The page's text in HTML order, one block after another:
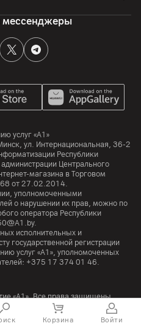
мессенджеры
услуг «А1»
, ул. Интернациональная, 36-2
Республики
Центрального
магазина в Торговом
от 27.02.2014.
уполномоченными
о нарушении их прав, можно по
оператора Республики
исполнительных и
государственной регистрации
услуг «А1», уполномоченных
+375 17 374 01 46.
«А1». Все права защищены.
Bulgaria A1 Macedonia A1 Slovenia
Корзина Войти